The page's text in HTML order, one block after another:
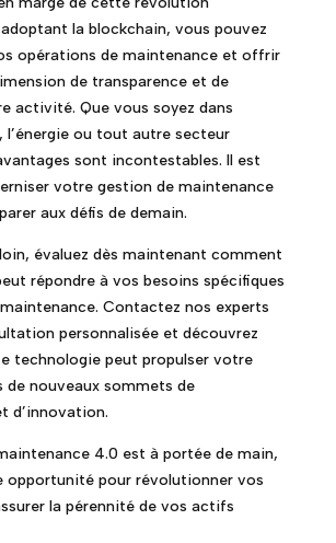
la blockchain, vous pouvez
opérations de maintenance et offrir
de transparence et de
activité. Que vous soyez dans
l’énergie ou tout autre secteur
sont incontestables. Il est
votre gestion de maintenance
aux défis de demain.
évaluez dès maintenant comment
répondre à vos besoins spécifiques
Contactez nos experts
personnalisée et découvrez
technologie peut propulser votre
de nouveaux sommets de
d’innovation.
4.0 est à portée de main,
opportunité pour révolutionner vos
la pérennité de vos actifs